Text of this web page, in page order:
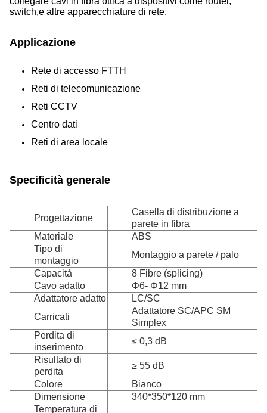
switch,e altre apparecchiature di rete.
Applicazione
Rete di accesso FTTH
Reti di telecomunicazione
Reti CCTV
Centro dati
Reti di area locale
Specificità generale
Progettazione
Casella di distribuzione a
parete in fibra
Materiale
ABS
Tipo di
montaggio
Montaggio a parete / palo
Capacità
8 Fibre (splicing)
Cavo adatto
Φ6- Φ12 mm
Adattatore adatto
LC/SC
Carricati
Adattatore SC/APC SM
Simplex
Perdita di
inserimento
≤ 0,3 dB
Risultato di
perdita
≥ 55 dB
Colore
Bianco
Dimensione
340*350*120 mm
Temperatura di